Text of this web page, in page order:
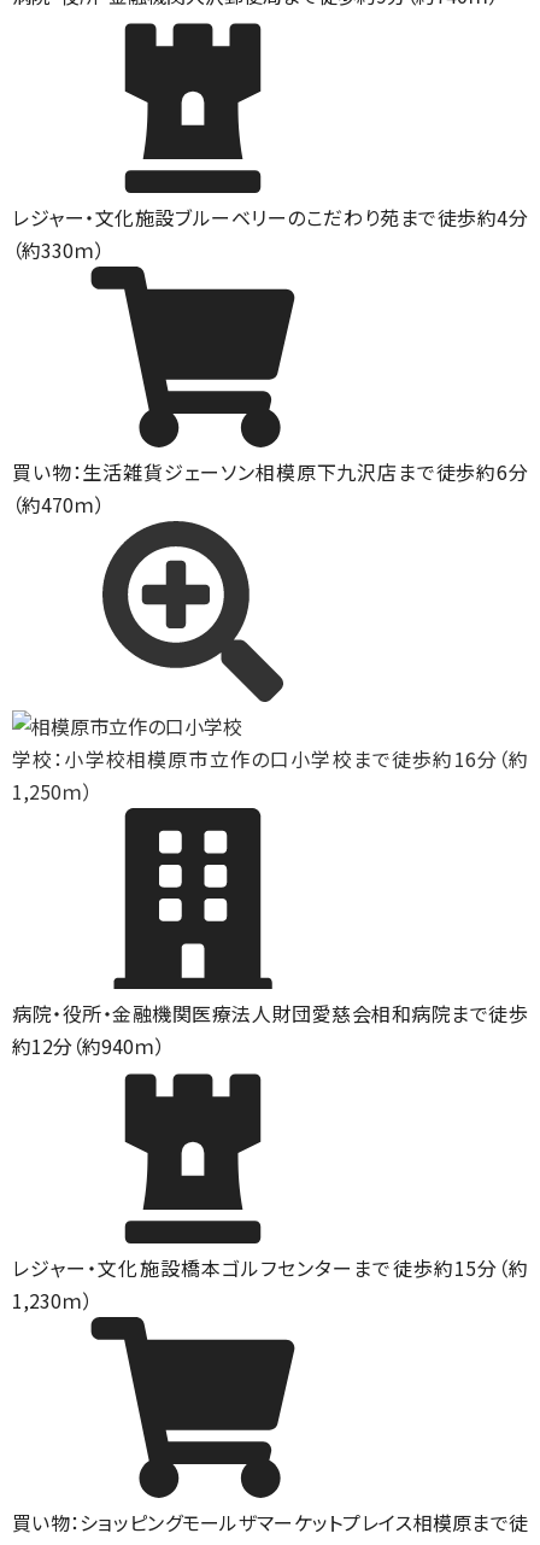
レジャー・文化施設ブルーベリーのこだわり苑まで徒歩約4分
（約330ｍ）
買い物：生活雑貨ジェーソン相模原下九沢店まで徒歩約6分
（約470ｍ）
学校：小学校相模原市立作の口小学校まで徒歩約16分（約
1,250ｍ）
病院・役所・金融機関医療法人財団愛慈会相和病院まで徒歩
約12分（約940ｍ）
レジャー・文化施設橋本ゴルフセンターまで徒歩約15分（約
1,230ｍ）
買い物：ショッピングモールザマーケットプレイス相模原まで徒